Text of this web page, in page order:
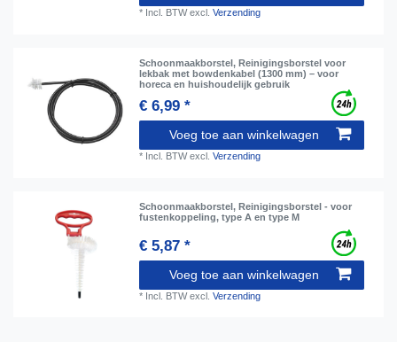
* Incl. BTWexcl.Verzending
Schoonmaakborstel, Reinigingsborstel voor
lekbak met bowdenkabel (1300 mm) – voor
horeca en huishoudelijk gebruik
€ 6,99 *
Voeg toe aan winkelwagen
* Incl. BTWexcl.Verzending
Schoonmaakborstel, Reinigingsborstel - voor
fustenkoppeling, type A en type M
€ 5,87 *
Voeg toe aan winkelwagen
* Incl. BTWexcl.Verzending